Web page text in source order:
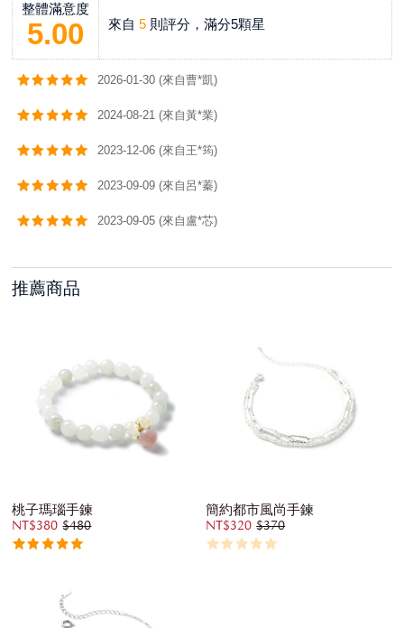
整體滿意度
5.00 來自5 則評分，滿分5顆星
2026-01-30 (來自曹*凱)
2024-08-21 (來自黃*業)
2023-12-06 (來自王*筠)
2023-09-09 (來自呂*蓁)
2023-09-05 (來自盧*芯)
推薦商品
桃子瑪瑙手鍊
NT$380 $480
簡約都市風尚手鍊
NT$320 $370